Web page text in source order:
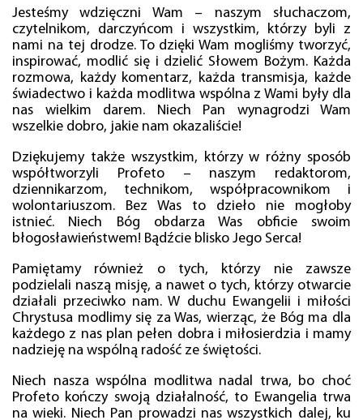
Jesteśmy wdzięczni Wam – naszym słuchaczom,
czytelnikom, darczyńcom i wszystkim, którzy byli z
nami na tej drodze. To dzięki Wam mogliśmy tworzyć,
inspirować, modlić się i dzielić Słowem Bożym. Każda
rozmowa, każdy komentarz, każda transmisja, każde
świadectwo i każda modlitwa wspólna z Wami były dla
nas wielkim darem. Niech Pan wynagrodzi Wam
wszelkie dobro, jakie nam okazaliście!
Dziękujemy także wszystkim, którzy w różny sposób
współtworzyli Profeto – naszym redaktorom,
dziennikarzom, technikom, współpracownikom i
wolontariuszom. Bez Was to dzieło nie mogłoby
istnieć. Niech Bóg obdarza Was obficie swoim
błogosławieństwem! Bądźcie blisko Jego Serca!
Pamiętamy również o tych, którzy nie zawsze
podzielali naszą misję, a nawet o tych, którzy otwarcie
działali przeciwko nam. W duchu Ewangelii i miłości
Chrystusa modlimy się za Was, wierząc, że Bóg ma dla
każdego z nas plan pełen dobra i miłosierdzia i mamy
nadzieję na wspólną radość ze świętości.
Niech nasza wspólna modlitwa nadal trwa, bo choć
Profeto kończy swoją działalność, to Ewangelia trwa
na wieki. Niech Pan prowadzi nas wszystkich dalej, ku